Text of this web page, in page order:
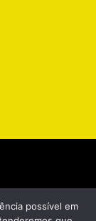
possível em